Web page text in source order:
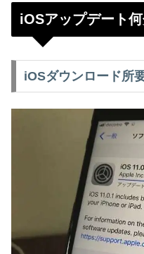
iOSアップデート
iOSダウンロード所